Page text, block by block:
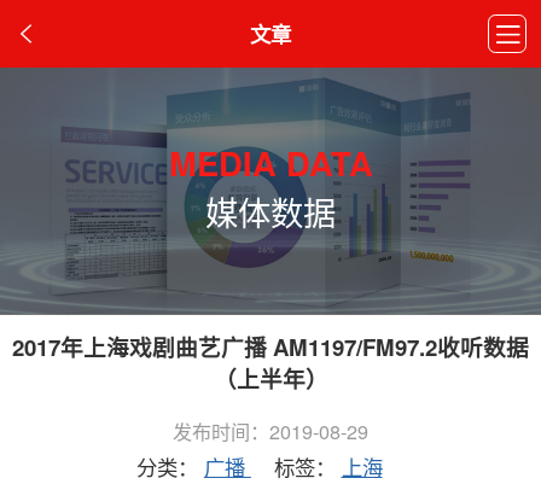
文章
MEDIA DATA
媒体数据
2017年上海戏剧曲艺广播 AM1197/FM97.2收听数据
（上半年）
发布时间：2019-08-29
分类： 广播 标签： 上海